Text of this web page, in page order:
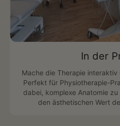
In der
Mache die Therapie
Perfekt für Physiotherapie-
dabei, komplexe Anatomie
den ästhetischen Wert